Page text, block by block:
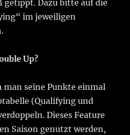
getippt. Dazu bitte auf die
im jeweiligen
Up?
man seine Punkte einmal
(Qualifying und
Dieses Feature
Saison genutzt werden,